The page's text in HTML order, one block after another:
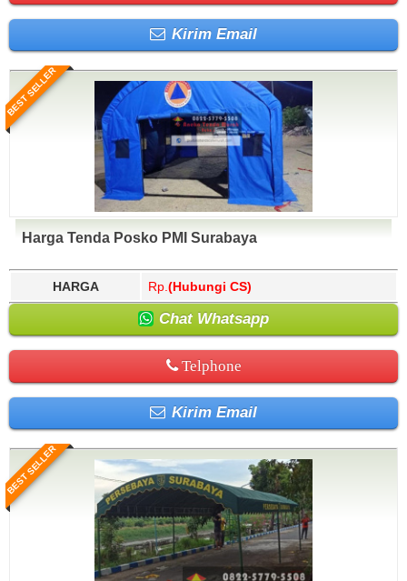
Kirim Email
BEST SELLER
Harga Tenda Posko PMI Surabaya
HARGA Rp. (Hubungi CS)
Chat Whatsapp
Telphone
Kirim Email
BEST SELLER